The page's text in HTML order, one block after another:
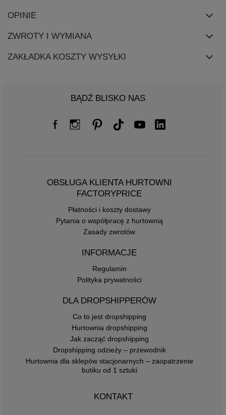
OPINIE
ZWROTY I WYMIANA
ZAKŁADKA KOSZTY WYSYŁKI
BĄDŹ BLISKO NAS
OBSŁUGA KLIENTA HURTOWNI
FACTORYPRICE
Płatności i koszty dostawy
Pytania o współpracę z hurtownią
Zasady zwrotów
INFORMACJE
Regulamin
Polityka prywatności
DLA DROPSHIPPERÓW
Co to jest dropshipping
Hurtownia dropshipping
Jak zacząć dropshipping
Dropshipping odzieży – przewodnik
Hurtownia dla sklepów stacjonarnych – zaopatrzenie
butiku od 1 sztuki
KONTAKT